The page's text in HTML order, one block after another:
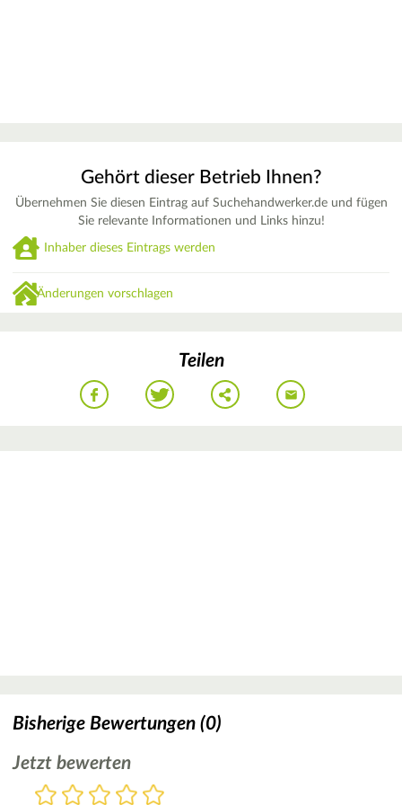
Gehört dieser Betrieb Ihnen?
Übernehmen Sie diesen Eintrag auf Suchehandwerker.de und fügen
Sie relevante Informationen und Links hinzu!
Inhaber dieses Eintrags werden
Änderungen vorschlagen
Teilen
Bisherige Bewertungen (0)
Jetzt bewerten
Bewertung
5
4
3
2
1